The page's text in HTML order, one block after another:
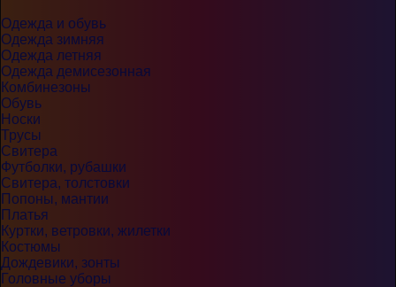
Одежда и обувь
Одежда зимняя
Одежда летняя
Одежда демисезонная
Комбинезоны
Обувь
Носки
Трусы
Свитера
Футболки, рубашки
Свитера, толстовки
Попоны, мантии
Платья
Куртки, ветровки, жилетки
Костюмы
Дождевики, зонты
Головные уборы